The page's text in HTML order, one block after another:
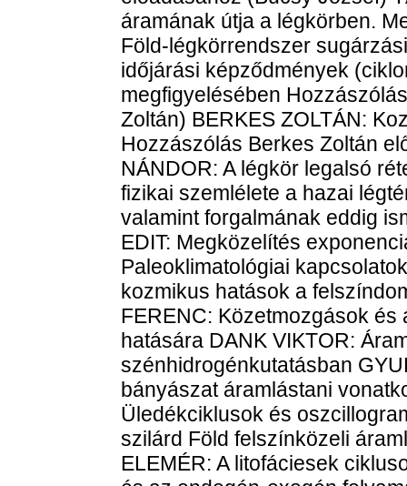
áramának útja a légkörben.
Föld-légkörrendszer
időjárási képződmények
megfigyelésében
Zoltán) BERKES ZOLTÁN:
Hozzászólás Berkes Zoltán
NÁNDOR: A légkör legalsó
fizikai szemlélete a hazai
valamint forgalmának eddig
EDIT: Megközelítés
Paleoklimatológiai
kozmikus hatások a
FERENC: Közetmozgások
hatására DANK VIKTOR:
szénhidrogénkutatásban
bányászat áramlástani
Üledékciklusok és
szilárd Föld felszínközeli
ELEMÉR: A litofáciesek